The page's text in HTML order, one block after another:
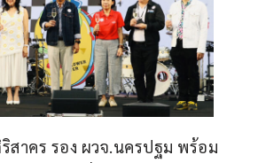
ริสาคร รอง ผวจ.นครปฐม พร้อม